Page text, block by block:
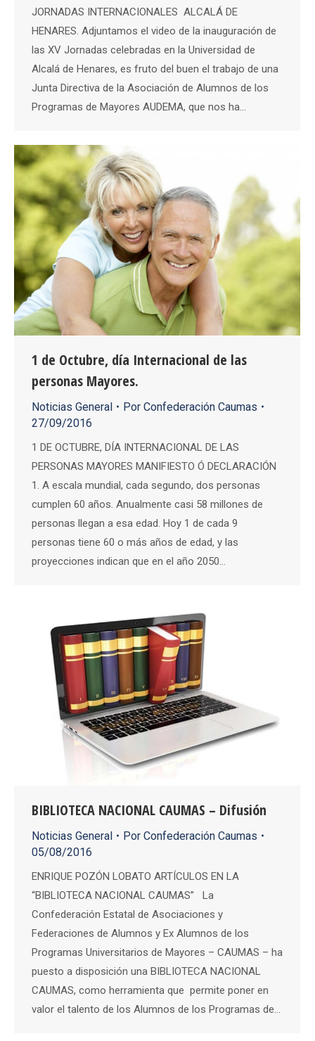
JORNADAS INTERNACIONALES ALCALÁ DE
HENARES. Adjuntamos el video de la inauguración de
las XV Jornadas celebradas en la Universidad de
Alcalá de Henares, es fruto del buen el trabajo de una
Junta Directiva de la Asociación de Alumnos de los
Programas de Mayores AUDEMA, que nos ha…
1 de Octubre, día Internacional de las
personas Mayores.
Noticias General Por Confederación Caumas
27/09/2016
1 DE OCTUBRE, DÍA INTERNACIONAL DE LAS
PERSONAS MAYORES MANIFIESTO Ó DECLARACIÓN
1. A escala mundial, cada segundo, dos personas
cumplen 60 años. Anualmente casi 58 millones de
personas llegan a esa edad. Hoy 1 de cada 9
personas tiene 60 o más años de edad, y las
proyecciones indican que en el año 2050…
BIBLIOTECA NACIONAL CAUMAS – Difusión
Noticias General Por Confederación Caumas
05/08/2016
ENRIQUE POZÓN LOBATO ARTÍCULOS EN LA
“BIBLIOTECA NACIONAL CAUMAS” La
Confederación Estatal de Asociaciones y
Federaciones de Alumnos y Ex Alumnos de los
Programas Universitarios de Mayores – CAUMAS – ha
puesto a disposición una BIBLIOTECA NACIONAL
CAUMAS, como herramienta que permite poner en
valor el talento de los Alumnos de los Programas de…